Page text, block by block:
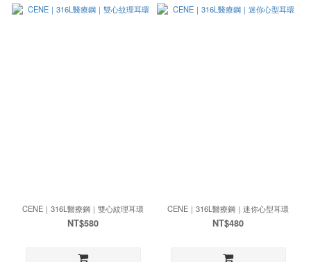
CENE｜316L醫療鋼｜雙心紋理耳環
NT$580
CENE｜316L醫療鋼｜迷你心型耳環
NT$480